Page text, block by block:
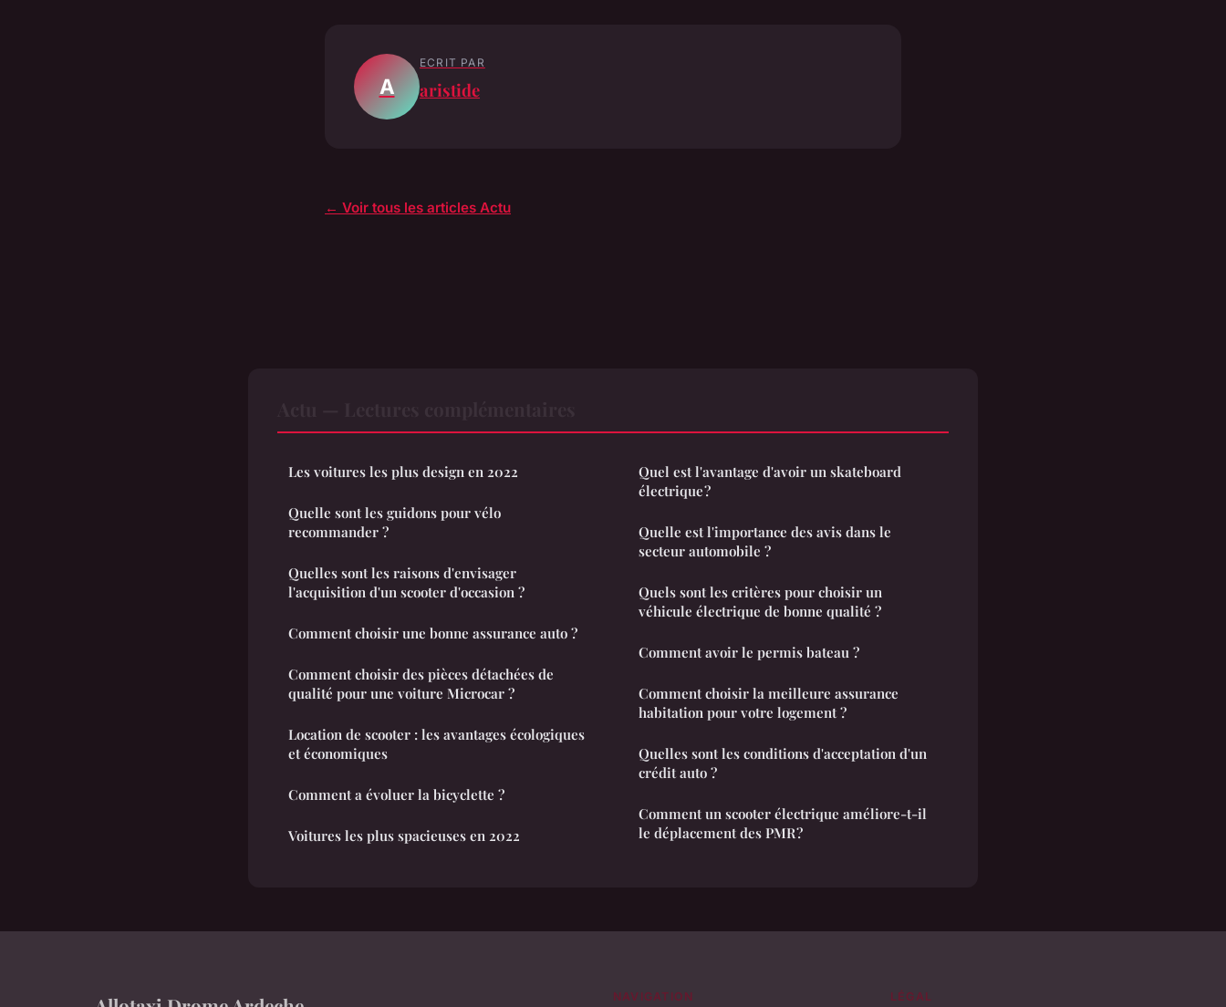
A
ECRIT PAR
aristide
← Voir tous les articles Actu
Les voitures les plus design en 2022
Quelle sont les guidons pour vélo
recommander ?
Quelles sont les raisons d'envisager
l'acquisition d'un scooter d'occasion ?
Comment choisir une bonne assurance auto ?
Comment choisir des pièces détachées de
qualité pour une voiture Microcar ?
Location de scooter : les avantages écologiques
et économiques
Comment a évoluer la bicyclette ?
Voitures les plus spacieuses en 2022
Quel est l'avantage d'avoir un skateboard
électrique ?
Quelle est l'importance des avis dans le
secteur automobile ?
Quels sont les critères pour choisir un
véhicule électrique de bonne qualité ?
Comment avoir le permis bateau ?
Comment choisir la meilleure assurance
habitation pour votre logement ?
Quelles sont les conditions d'acceptation d'un
crédit auto ?
Comment un scooter électrique améliore-t-il
le déplacement des PMR ?
NAVIGATION LÉGAL